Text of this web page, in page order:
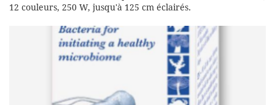
12 couleurs, 250 W, jusqu'à 125 cm éclairés.